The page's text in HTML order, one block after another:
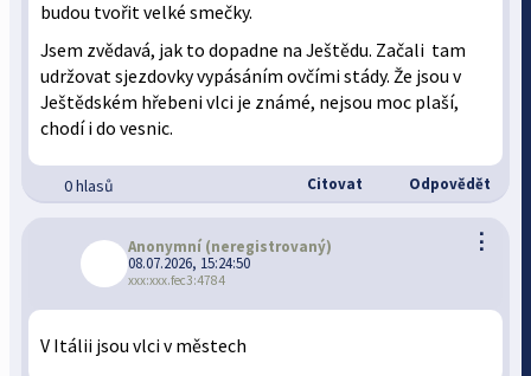
budou tvořit velké smečky.
Jsem zvědavá, jak to dopadne na Ještědu. Začali tam
udržovat sjezdovky vypásáním ovčími stády. Že jsou v
Ještědském hřebeni vlci je známé, nejsou moc plaší,
chodí i do vesnic.
0 hlasů Citovat Odpovědět
⋮
Anonymní (neregistrovaný)
08.07.2026, 15:24:50
xxx:xxx.fec3:4784
V Itálii jsou vlci v městech